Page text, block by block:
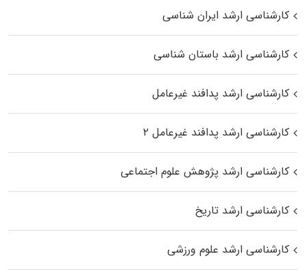
کارشناسی ارشد ایران شناسی
کارشناسی ارشد باستان شناسی
کارشناسی ارشد پدافند غیرعامل
کارشناسی ارشد پدافند غیرعامل ۲
کارشناسی ارشد پژوهش علوم اجتماعی
کارشناسی ارشد تاریخ
کارشناسی ارشد علوم ورزشی